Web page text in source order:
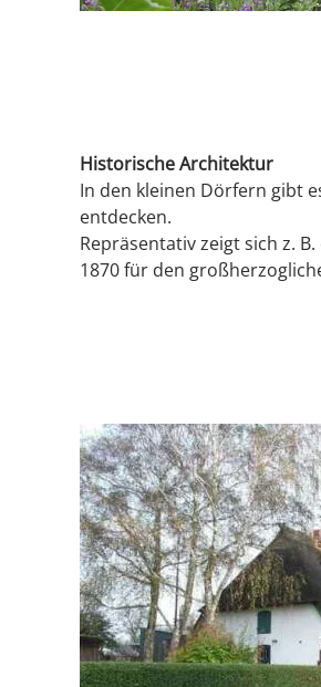
Historische Architektur
In den kleinen Dörfern gibt
entdecken.
Repräsentativ zeigt sich z.
1870 für den